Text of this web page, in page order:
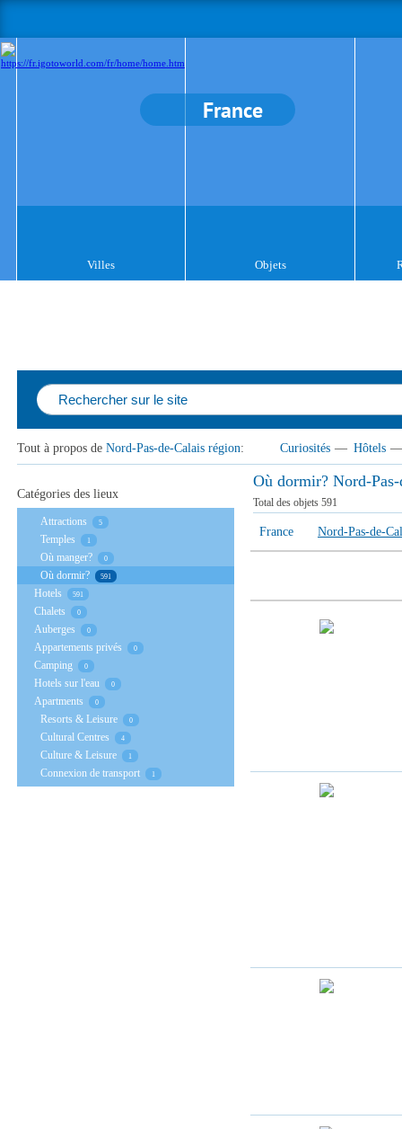
France
Villes Objets
Tout à propos de Nord-Pas-de-Calais région: Curiosités — Hôtels —
Où dormir? Nord-
Total des objets 591
France Nord-Pas-de-
Catégories des lieux
Аttractions 5
Temples 1
Où manger? 0
Où dormir? 591
Hotels 591
Chalets 0
Auberges 0
Appartements privés 0
Camping 0
Hotels sur l'eau 0
Apartments 0
Resorts & Leisure 0
Cultural Centres 4
Culture & Leisure 1
Connexion de transport 1